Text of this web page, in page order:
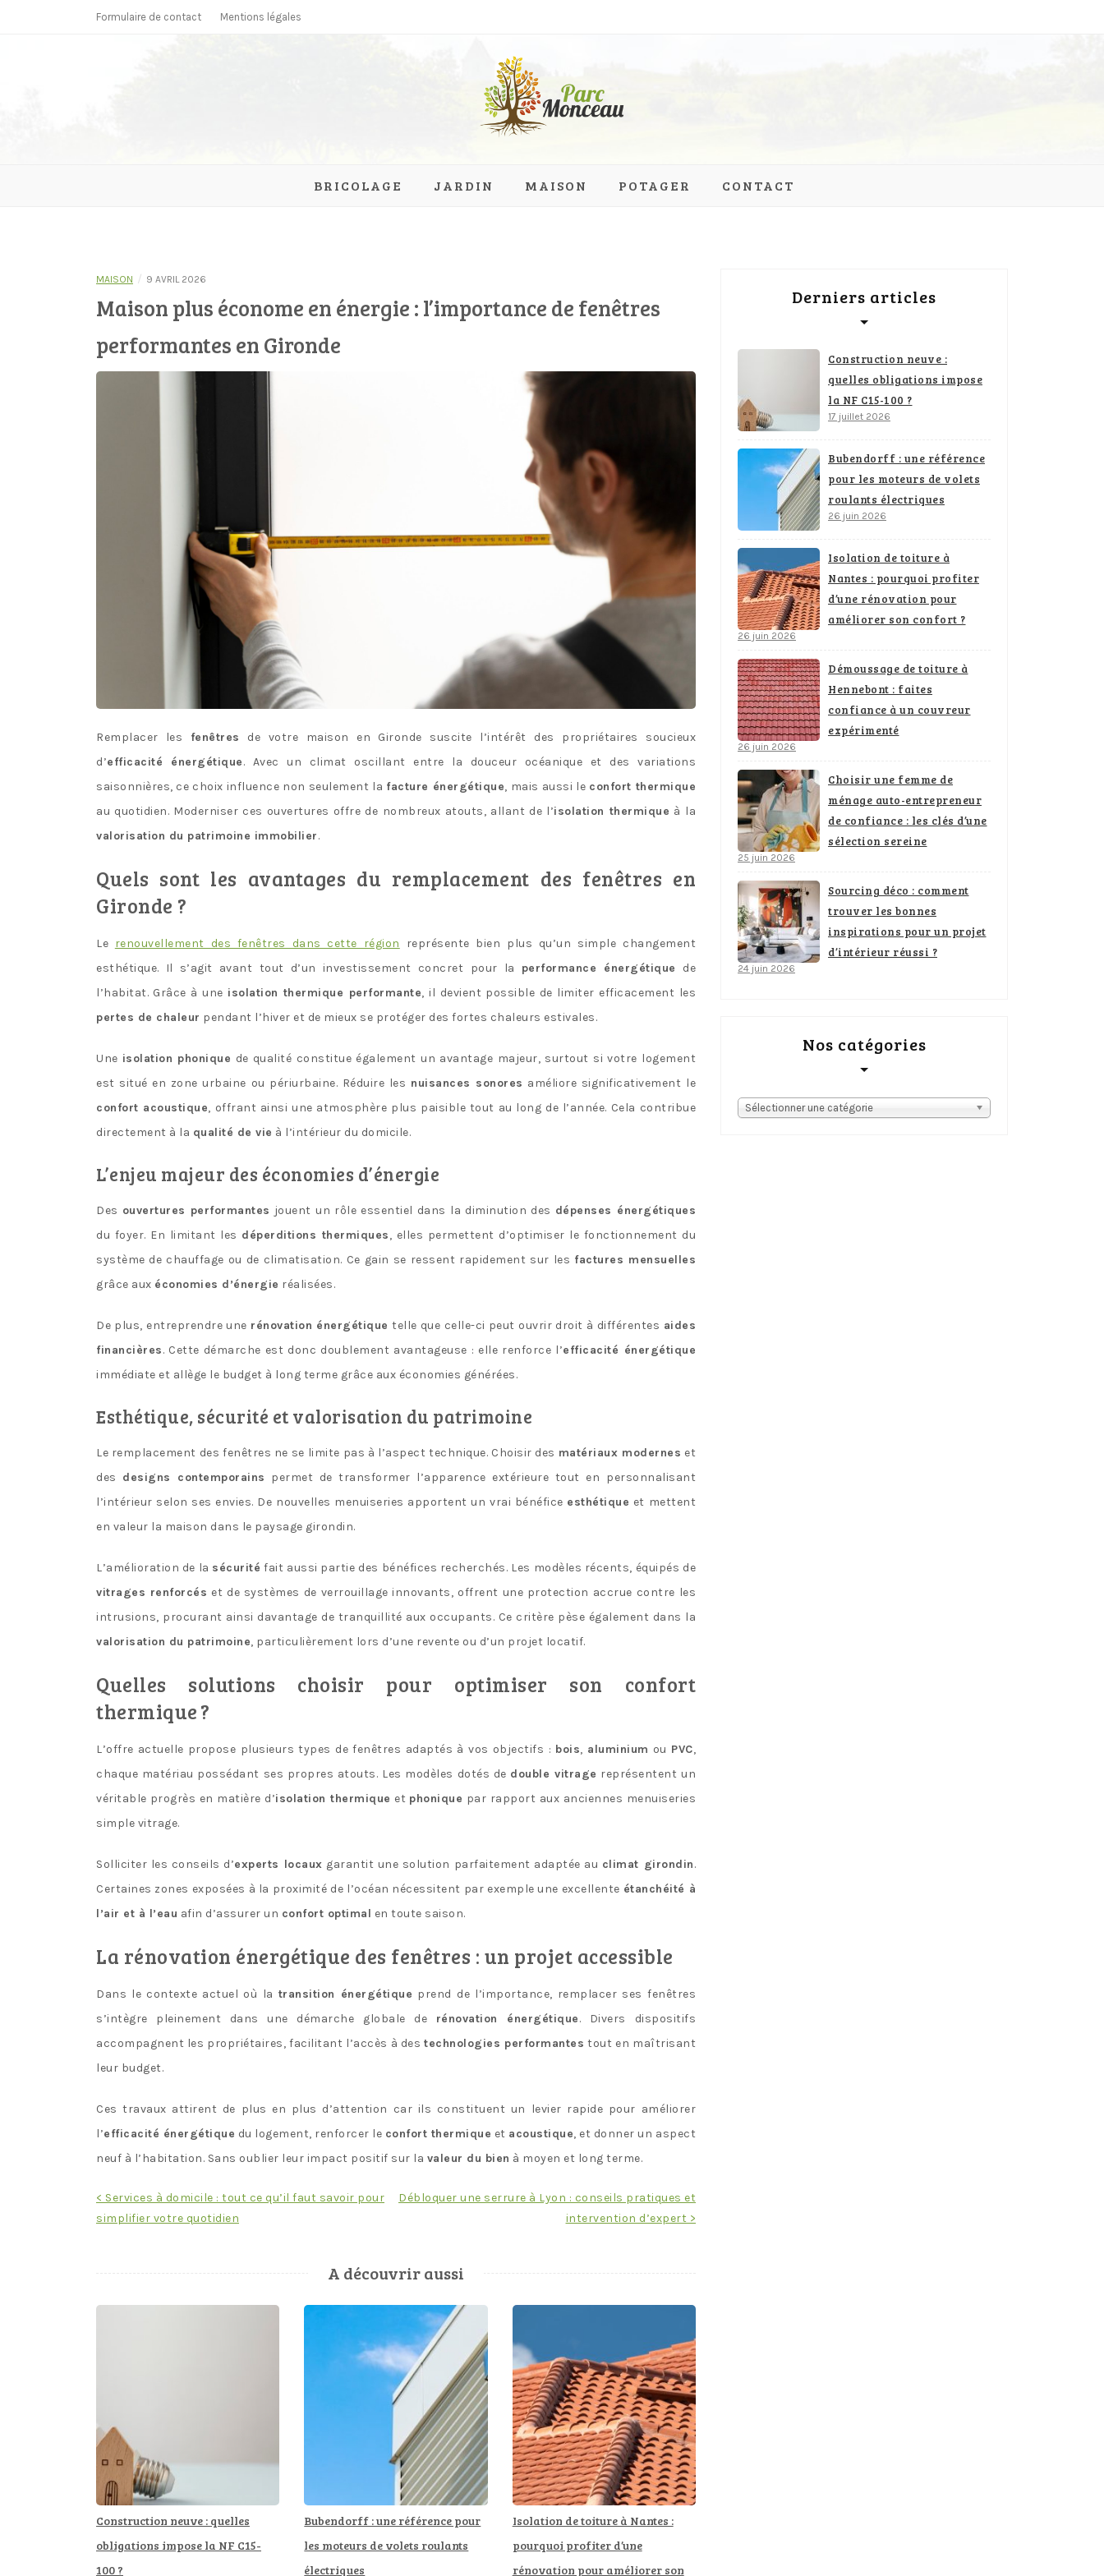
Formulaire de contact Mentions légales
parcmonceau.org
BRICOLAGE JARDIN MAISON POTAGER CONTACT
MAISON / 9 AVRIL 2026
Maison plus économe en énergie : l’importance de fenêtres
performantes en Gironde
Remplacer les fenêtres
de votre maison en Gironde suscite l’intérêt des propriétaires soucieux
d’efficacité énergétique. Avec un climat oscillant entre la douceur océanique et des variations
saisonnières, ce choix influence non seulement la facture énergétique, mais aussi le confort thermique
au quotidien. Moderniser ces ouvertures offre de nombreux atouts, allant de l’isolation thermique à la
valorisation du patrimoine immobilier.
Quels sont les avantages du remplacement des fenêtres en
Gironde ?
Le renouvellement des fenêtres dans cette région
représente bien plus qu’un simple changement
esthétique. Il s’agit avant tout d’un investissement concret pour la performance énergétique
de
l’habitat. Grâce à une isolation thermique performante, il devient possible de limiter efficacement les
pertes de chaleur pendant l’hiver et de mieux se protéger des fortes chaleurs estivales.
Une isolation phonique de qualité constitue également un avantage majeur, surtout si votre logement
est situé en zone urbaine ou périurbaine. Réduire les nuisances sonores améliore significativement le
confort acoustique, offrant ainsi une atmosphère plus paisible tout au long de l’année. Cela contribue
directement à la qualité de vie à l’intérieur du domicile.
L’enjeu majeur des économies d’énergie
Des ouvertures performantes jouent un rôle essentiel dans la diminution des dépenses énergétiques
du foyer. En limitant les déperditions thermiques, elles permettent d’optimiser le fonctionnement du
système de chauffage ou de climatisation. Ce gain se ressent rapidement sur les factures mensuelles
grâce aux économies d’énergie réalisées.
De plus, entreprendre une rénovation énergétique telle que celle-ci peut ouvrir droit à différentes aides
financières. Cette démarche est donc doublement avantageuse : elle renforce l’efficacité énergétique
immédiate et allège le budget à long terme grâce aux économies générées.
Esthétique, sécurité et valorisation du patrimoine
Le remplacement des fenêtres ne se limite pas à l’aspect technique. Choisir des matériaux modernes et
des designs contemporains permet de transformer l’apparence extérieure tout en personnalisant
l’intérieur selon ses envies. De nouvelles menuiseries apportent un vrai bénéfice esthétique et mettent
en valeur la maison dans le paysage girondin.
L’amélioration de la sécurité fait aussi partie des bénéfices recherchés. Les modèles récents, équipés de
vitrages renforcés et de systèmes de verrouillage innovants, offrent une protection accrue contre les
intrusions, procurant ainsi davantage de tranquillité aux occupants. Ce critère pèse également dans la
valorisation du patrimoine, particulièrement lors d’une revente ou d’un projet locatif.
Quelles solutions choisir pour optimiser son confort
thermique ?
L’offre actuelle propose plusieurs types de fenêtres adaptés à vos objectifs : bois, aluminium ou PVC,
chaque matériau possédant ses propres atouts. Les modèles dotés de double vitrage représentent un
véritable progrès en matière d’isolation thermique et phonique par rapport aux anciennes menuiseries
simple vitrage.
Solliciter les conseils d’experts locaux garantit une solution parfaitement adaptée au climat girondin.
Certaines zones exposées à la proximité de l’océan nécessitent par exemple une excellente étanchéité à
l’air et à l’eau afin d’assurer un confort optimal en toute saison.
La rénovation énergétique des fenêtres : un projet accessible
Dans le contexte actuel où la transition énergétique prend de l’importance, remplacer ses fenêtres
s’intègre pleinement dans une démarche globale de rénovation énergétique. Divers dispositifs
accompagnent les propriétaires, facilitant l’accès à destechnologies performantes tout en maîtrisant
leur budget.
Ces travaux attirent de plus en plus d’attention car ils constituent un levier rapide pour améliorer
l’efficacité énergétique du logement, renforcer le confort thermique et acoustique, et donner un aspect
neuf à l’habitation. Sans oublier leur impact positif sur la valeur du bien à moyen et long terme.
Navigation
de
< Services à domicile : tout ce qu’il faut savoir pour
simplifier votre quotidien
Débloquer une serrure à Lyon : conseils pratiques et
intervention d’expert >
A découvrir aussi
Construction neuve : quelles
obligations impose la NF C15-
100 ?
Bubendorff : une référence pour
les moteurs de volets roulants
électriques
Isolation de toiture à Nantes :
pourquoi profiter d’une
rénovation pour améliorer son
Derniers articles
Construction neuve :
quelles obligations impose
la NF C15-100 ?
17 juillet 2026
Bubendorff : une référence
pour les moteurs de volets
roulants électriques
26 juin 2026
Isolation de toiture à
Nantes : pourquoi profiter
d’une rénovation pour
améliorer son confort ?
26 juin 2026
Démoussage de toiture à
Hennebont : faites
confiance à un couvreur
expérimenté
26 juin 2026
Choisir une femme de
ménage auto-entrepreneur
de confiance : les clés d’une
sélection sereine
25 juin 2026
Sourcing déco : comment
trouver les bonnes
inspirations pour un projet
d’intérieur réussi ?
24 juin 2026
Nos catégories
Sélectionner une catégorie